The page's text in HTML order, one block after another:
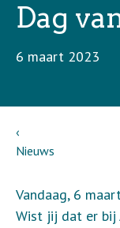
Dag
6 maart 2023
Nieuws
Vandaag, 6
Wist jij dat er bij